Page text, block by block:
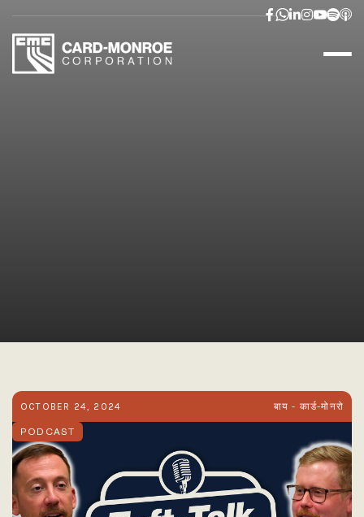
 
OCTOBER 24, 2024 बाय - कार्ड-मोनरो
PODCAST